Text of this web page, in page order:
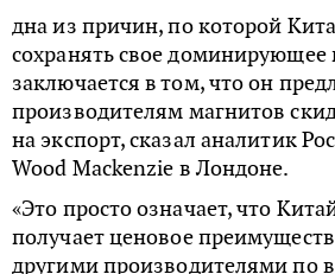
дна из причин, по которой
сохранять свое доминирующее
заключается в том, что он
производителям магнитов
на экспорт, сказал аналитик
Wood Mackenzie в Лондоне.
«Это просто означает, что
получает ценовое
другими производителями по